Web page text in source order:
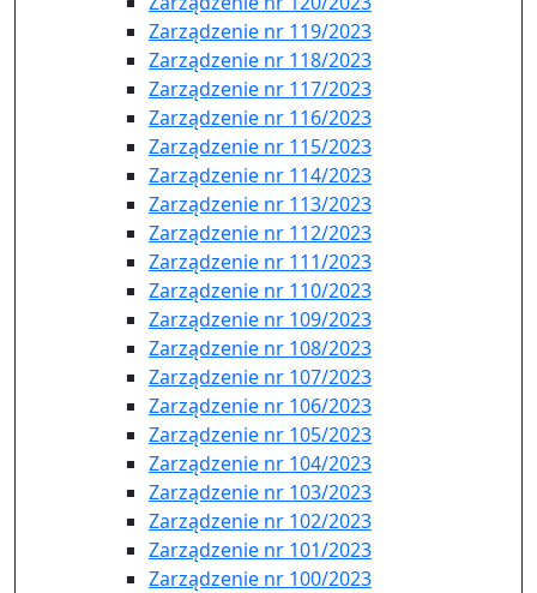
Zarządzenie nr 119/2023
Zarządzenie nr 118/2023
Zarządzenie nr 117/2023
Zarządzenie nr 116/2023
Zarządzenie nr 115/2023
Zarządzenie nr 114/2023
Zarządzenie nr 113/2023
Zarządzenie nr 112/2023
Zarządzenie nr 111/2023
Zarządzenie nr 110/2023
Zarządzenie nr 109/2023
Zarządzenie nr 108/2023
Zarządzenie nr 107/2023
Zarządzenie nr 106/2023
Zarządzenie nr 105/2023
Zarządzenie nr 104/2023
Zarządzenie nr 103/2023
Zarządzenie nr 102/2023
Zarządzenie nr 101/2023
Zarządzenie nr 100/2023